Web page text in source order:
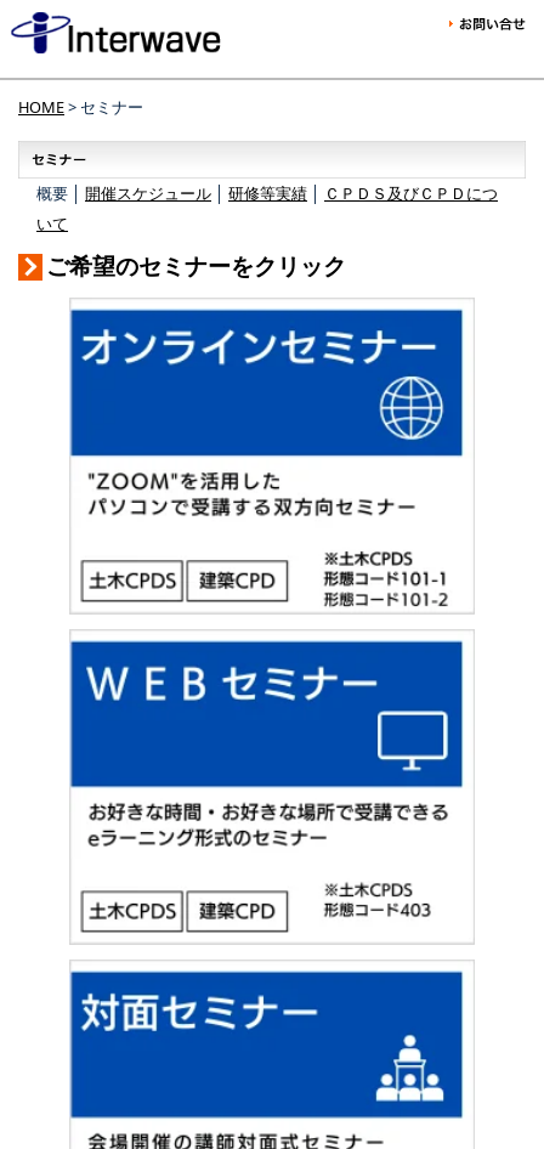
HOME> セミナー
概要 │ 開催スケジュール 研修等実績
ＣＰＤＳ及びＣＰＤにつ
いて
ご希望のセミナーをクリック